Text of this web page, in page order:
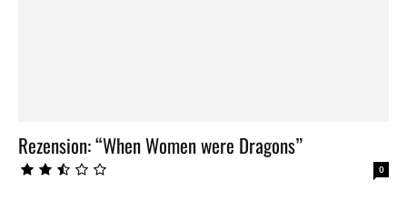
Rezension: “When Women were Dragons”
0